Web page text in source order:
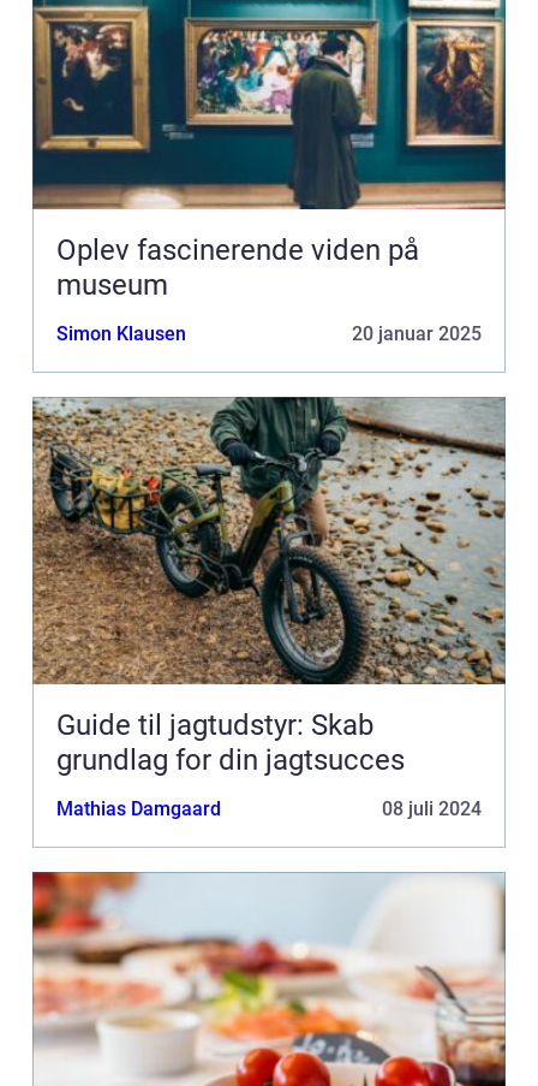
Oplev fascinerende viden på
museum
Simon Klausen 20 januar 2025
Guide til jagtudstyr: Skab
grundlag for din jagtsucces
Mathias Damgaard 08 juli 2024